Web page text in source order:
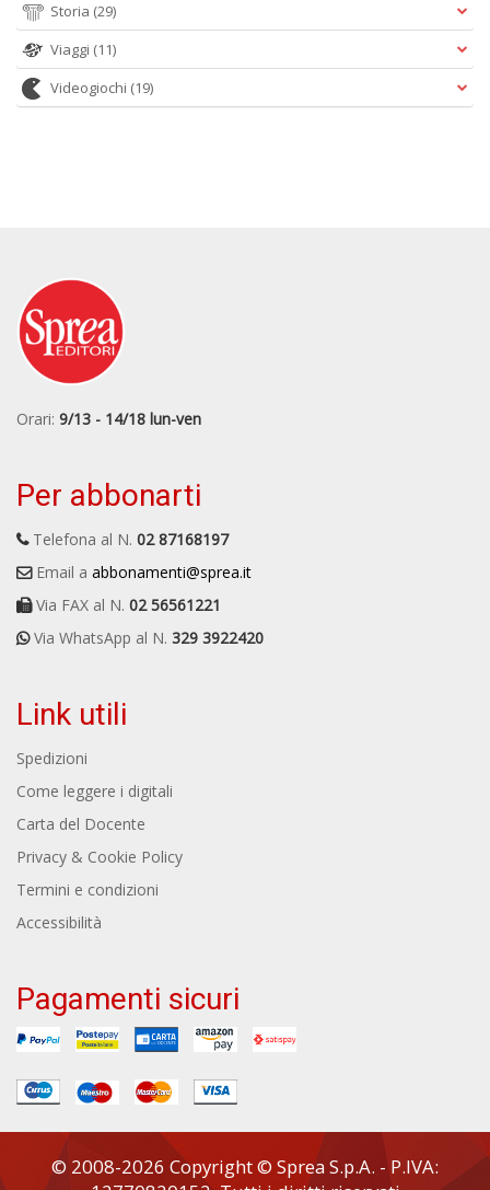
Storia (29)
Viaggi (11)
Videogiochi (19)
Orari: 9/13 - 14/18 lun-ven
Per abbonarti
Telefona al N. 02 87168197
Email a abbonamenti@sprea.it
Via FAX al N. 02 56561221
Via WhatsApp al N. 329 3922420
Link utili
Spedizioni
Come leggere i digitali
Carta del Docente
Privacy & Cookie Policy
Termini e condizioni
Accessibilità
Pagamenti sicuri
© 2008-2026 Copyright © Sprea S.p.A. - P.IVA: